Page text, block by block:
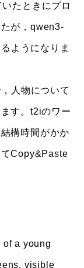
たときにプロ
が，qwen3-
ようになりま
人物について
す。t2iのワー
構時間がかか
てCopy&Paste
a young
visible